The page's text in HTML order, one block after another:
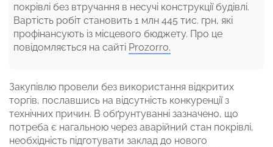
покрівлі без втручання в несучі конструкції будівлі.
Вартість робіт становить 1 млн 445 тис. грн, які
профінансують із місцевого бюджету. Про це
повідомляється на сайті Prozorro.
Закупівлю провели без використання відкритих
торгів, пославшись на відсутність конкуренції з
технічних причин. В обґрунтуванні зазначено, що
потреба є нагальною через аварійний стан покрівлі,
необхідність підготувати заклад до нового